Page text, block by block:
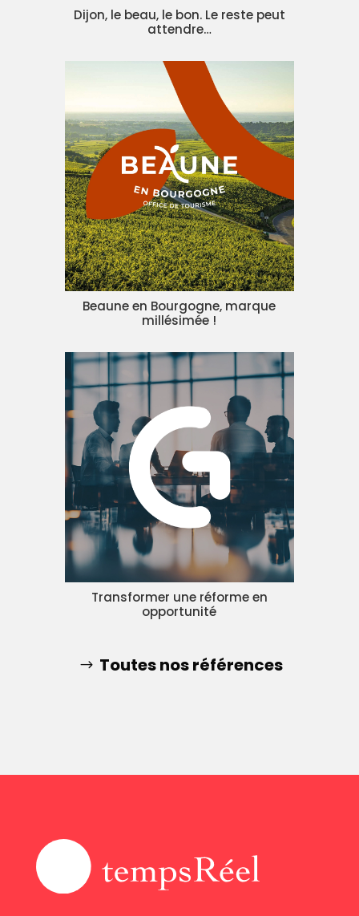
Dijon, le beau, le bon. Le reste peut
attendre…
Beaune en Bourgogne, marque
millésimée !
Transformer une réforme en
opportunité
Toutes nos références